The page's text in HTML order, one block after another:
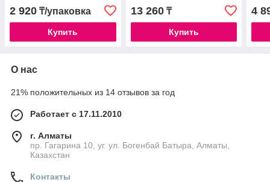
2 920 ₸/упаковка
Купить
13 260₸
Купить
4
О нас
21% положительных из 14 отзывов за год
Работает с 17.11.2010
г. Алматы
пр. Гагарина 10, уг. ул. Богенбай Батыра, Алматы,
Казахстан
Контакты